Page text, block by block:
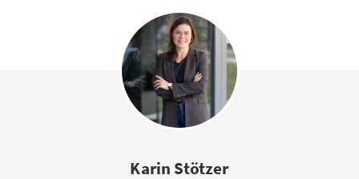
Karin Stötzer